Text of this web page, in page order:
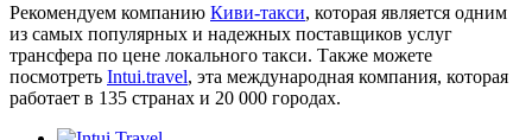
Рекомендуем компанию Киви-такси, которая является одним
из самых популярных и надежных поставщиков услуг
трансфера по цене локального такси. Также можете
посмотреть Intui.travel, эта международная компания, которая
работает в 135 странах и 20 000 городах.